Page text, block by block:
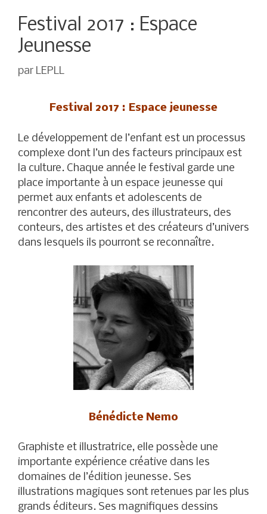
Festival 2017 : Espace
Jeunesse
par LEPLL
Festival 2017 : Espace jeunesse
Le développement de l’enfant est un processus
complexe dont l’un des facteurs principaux est
la culture. Chaque année le festival garde une
place importante à un espace jeunesse qui
permet aux enfants et adolescents de
rencontrer des auteurs, des illustrateurs, des
conteurs, des artistes et des créateurs d’univers
dans lesquels ils pourront se reconnaître.
Bénédicte Nemo
Graphiste et illustratrice, elle possède une
importante expérience créative dans les
domaines de l’édition jeunesse. Ses
illustrations magiques sont retenues par les plus
grands éditeurs. Ses magnifiques dessins